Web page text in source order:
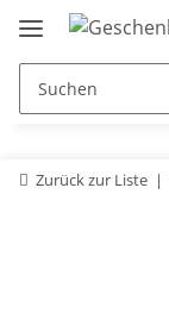
Zurück zur Liste